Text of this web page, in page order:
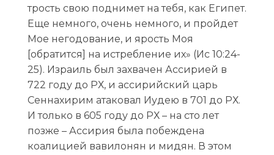
трость свою поднимет на тебя, как Египет.
Еще немного, очень немного, и пройдет
Мое негодование, и ярость Моя
[обратится] на истребление их» (Ис 10:24-
25). Израиль был захвачен Ассирией в
722 году до РХ, и ассирийский царь
Сеннахирим атаковал Иудею в 701 до РХ.
И только в 605 году до РХ – на сто лет
позже – Ассирия была побеждена
коалицией вавилонян и мидян. В этом